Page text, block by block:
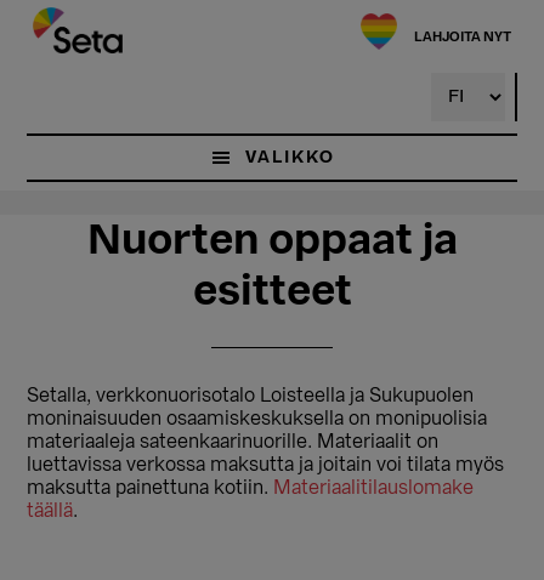
Hyppää
pääsisältöön
Hyppää
ensisijaiseen
sivupalkkiin
LAHJOITA NYT
VALIKKO
Nuorten oppaat ja
esitteet
Setalla, verkkonuorisotalo Loisteella ja Sukupuolen
moninaisuuden osaamiskeskuksella on monipuolisia
materiaaleja sateenkaarinuorille. Materiaalit on
luettavissa verkossa maksutta ja joitain voi tilata myös
maksutta painettuna kotiin. Materiaalitilauslomake
täällä.